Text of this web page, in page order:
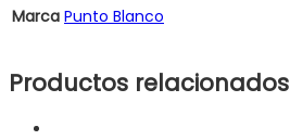
Marca Punto Blanco
Productos relacionados